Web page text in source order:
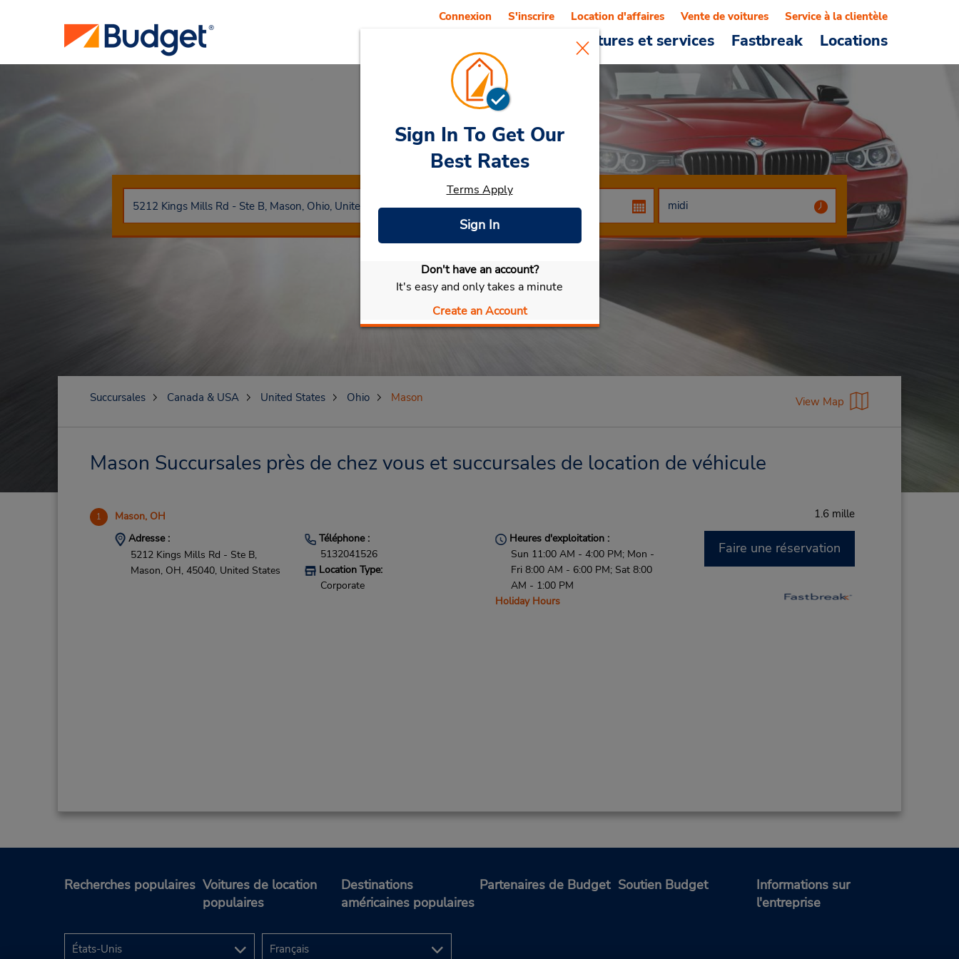
Voitures et services Fastbreak Locations
Connexion S'inscrire Location d'affaires Vente de voitures Service à la clientèle
Car RentalMason
Sélectionner ma voiture
Sign In To Get Our
Best Rates
Terms Apply
Sign In
Don't have an account?
It's easy and only takes a minute
Create an Account
Succursales Canada & USA United States Ohio Mason View Map
Mason Succursales près de chez vous et succursales de location de véhicule
1 Mason, OH 1.6 mille
Adresse :
5212 Kings Mills Rd - Ste B,
Mason, OH, 45040, United States
Téléphone :
5132041526
Location Type:
Corporate
Heures d'exploitation :
Sun 11:00 AM - 4:00 PM; Mon -
Fri 8:00 AM - 6:00 PM; Sat 8:00
AM - 1:00 PM
Holiday Hours
Faire une réservation
Recherches populaires Voitures de location
populaires
Destinations
américaines populaires
Partenaires de Budget Soutien Budget
Informations sur
l'entreprise